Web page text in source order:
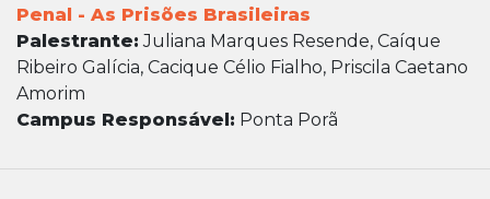
Penal - As Prisões Brasileiras
Palestrante: Juliana Marques Resende, Caíque
Ribeiro Galícia, Cacique Célio Fialho, Priscila Caetano
Amorim
Campus Responsável: Ponta Porã